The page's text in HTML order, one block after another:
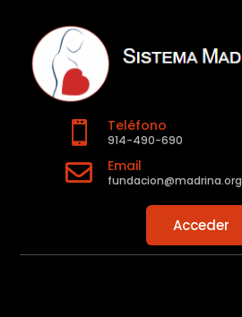
 Teléfono
914-490-690
 Email
fundacion@madrina.org
Acceder